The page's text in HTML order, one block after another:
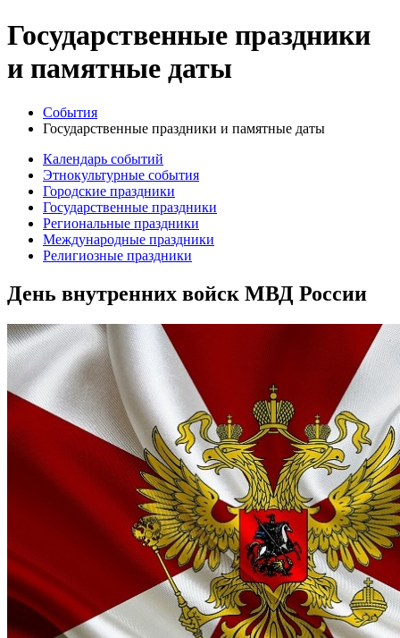
Государственные праздники
и памятные даты
События
Государственные праздники и памятные даты
Календарь событий
Этнокультурные события
Городские праздники
Государственные праздники
Региональные праздники
Международные праздники
Религиозные праздники
День внутренних войск МВД России